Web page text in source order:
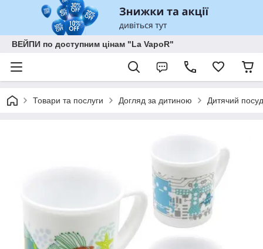
ВЕЙПИ по доступним цінам "La VapoR"
Товари та послуги Догляд за дитиною Дитячий посуд